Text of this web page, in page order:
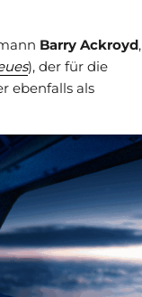
Barry Ackroyd,
), der für die
ebenfalls als